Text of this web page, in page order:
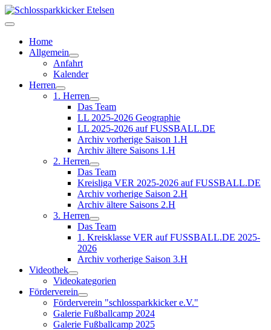
Home
Allgemein
Anfahrt
Kalender
Herren
1. Herren
Das Team
LL 2025-2026 Geographie
LL 2025-2026 auf FUSSBALL.DE
Archiv vorherige Saison 1.H
Archiv ältere Saisons 1.H
2. Herren
Das Team
Kreisliga VER 2025-2026 auf FUSSBALL.DE
Archiv vorherige Saison 2.H
Archiv ältere Saisons 2.H
3. Herren
Das Team
1. Kreisklasse VER auf FUSSBALL.DE 2025-
2026
Archiv vorherige Saison 3.H
Videothek
Videokategorien
Förderverein
Förderverein "schlossparkkicker e.V."
Galerie Fußballcamp 2024
Galerie Fußballcamp 2025